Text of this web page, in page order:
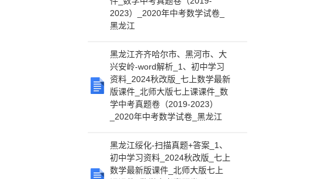
2023）_2020年中考数学试卷_
黑龙江
黑龙江齐齐哈尔市、黑河市、大
兴安岭-word解析_1、初中学习
资料_2024秋改版_七上数学最新
版课件_北师大版七上课课件_数
学中考真题卷（2019-2023）
_2020年中考数学试卷_黑龙江
黑龙江绥化-扫描真题+答案_1、
初中学习资料_2024秋改版_七上
数学最新版课件_北师大版七上